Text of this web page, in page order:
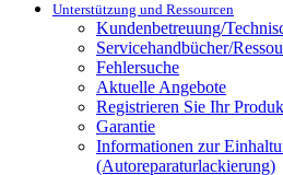
Unterstützung und Ressourcen
Kundenbetreuung/
Servicehandbücher/
Fehlersuche
Aktuelle Angebote
Registrieren Sie Ihr
Garantie
Informationen zur
(Autoreparaturlackierung)